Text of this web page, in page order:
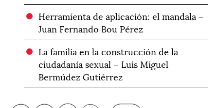
Herramienta de aplicación: el mandala –
Juan Fernando Bou Pérez
La familia en la construcción de la
ciudadanía sexual – Luis Miguel
Bermúdez Gutiérrez